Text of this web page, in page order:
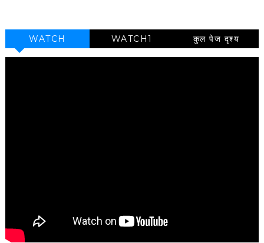
WATCH WATCH1 कुल पेज दृश्य